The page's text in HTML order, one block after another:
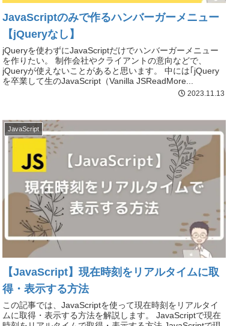
JavaScriptのみで作るハンバーガーメニュー
【jQueryなし】
jQueryを使わずにJavaScriptだけでハンバーガーメニュー
を作りたい。 制作会社やクライアントの意向などで、
jQueryが使えないことがあると思います。 中には｢jQuery
を卒業して生のJavaScript（Vanilla JSReadMore...
2023.11.13
JavaScript
【JavaScript】現在時刻をリアルタイムに取
得・表示する方法
この記事では、JavaScriptを使って現在時刻をリアルタイ
ムに取得・表示する方法を解説します。 JavaScriptで現在